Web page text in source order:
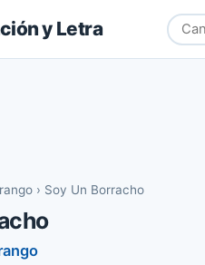
y Letra
› Soy Un Borracho